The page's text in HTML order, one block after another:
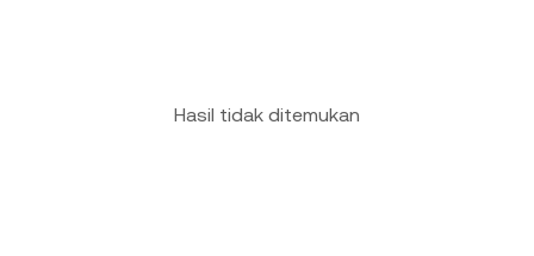
Hasil tidak ditemukan